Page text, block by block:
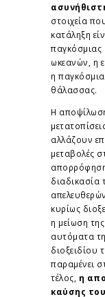
στοιχεία
κατάληξη
παγκόσμιας
ωκεανών, η
η
θάλασσας.
Η
αλλάζουν
μεταβολές
κυρίως
η μείωση
αυτόματα
διοξειδίου
παραμένει
τέλος, η
καύσης